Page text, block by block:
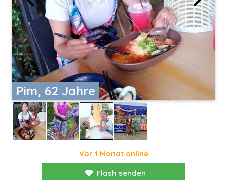
Pim, 62 Jahre
Vor 1 Monat online
Flash senden